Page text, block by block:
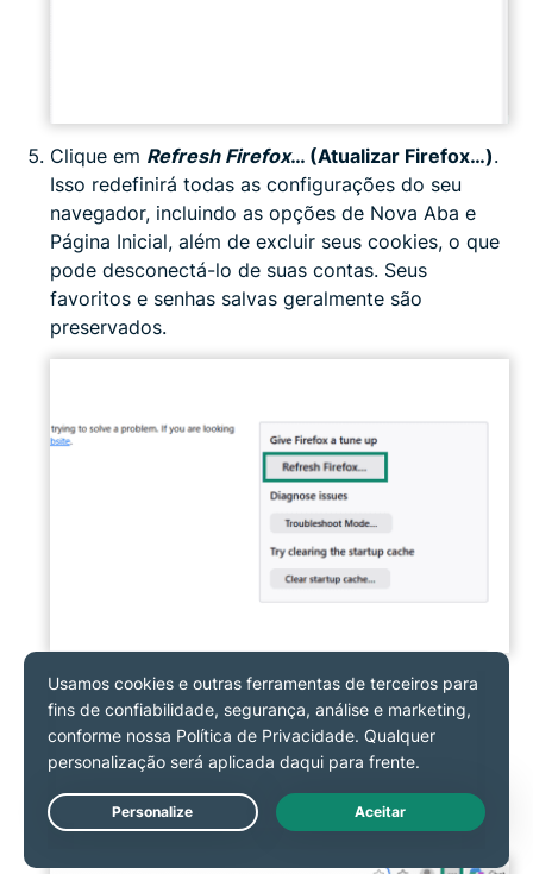
Clique em Refresh Firefox… (Atualizar Firefox…).
Isso redefinirá todas as configurações do seu
navegador, incluindo as opções de Nova Aba e
Página Inicial, além de excluir seus cookies, o que
pode desconectá-lo de suas contas. Seus
favoritos e senhas salvas geralmente são
preservados.
Microsoft Edge
Selecione o menu do Microsoft Edge, clique em
Extensions(Extensões) e selecioneManage
extensions(Gerenciar extensões). Live Chat